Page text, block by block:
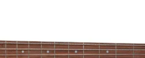
Ver nuestras marcas